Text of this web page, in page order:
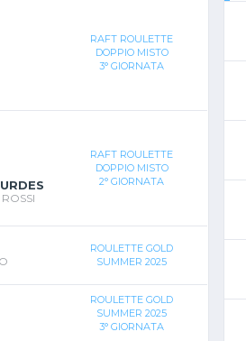
RAFT ROULETTE
DOPPIO MISTO
3° GIORNATA
RAFT ROULETTE
DOPPIO MISTO
2° GIORNATA
ROULETTE GOLD
SUMMER 2025
ROULETTE GOLD
SUMMER 2025
3° GIORNATA